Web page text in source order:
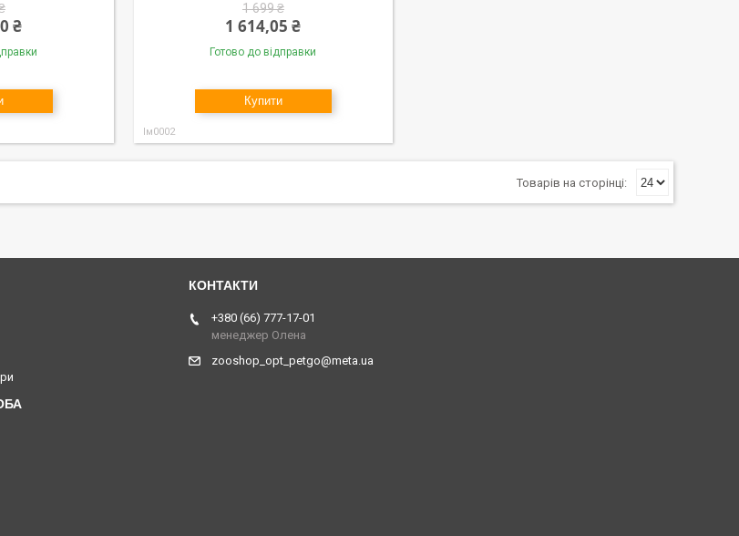
₴
1 699 ₴
1 614,05 ₴
Готово до відправки
Купити
Ім0002
+380 (66) 777-17-01
менеджер Олена
zooshop_opt_petgo@meta.ua